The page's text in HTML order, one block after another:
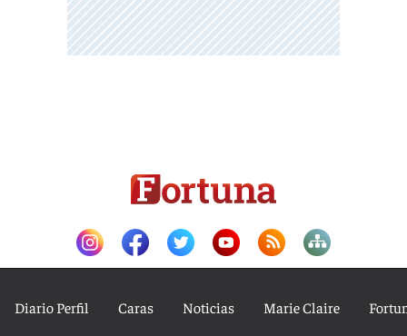
Diario Perfil Caras Noticias Marie Claire